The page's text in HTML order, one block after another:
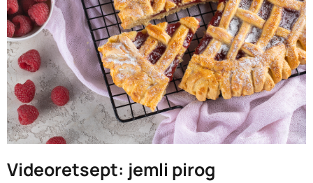
Videoretsept: jemli pirog